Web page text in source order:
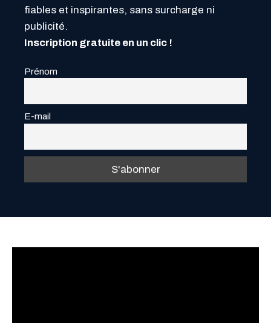
fiables et inspirantes, sans surcharge ni
publicité.
Inscription gratuite en un clic !
Prénom
E-mail